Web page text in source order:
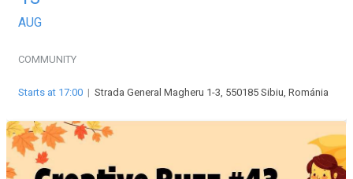
AUG
COMMUNITY
Starts at 17:00 | Strada General Magheru 1-3, 550185 Sibiu, Románia